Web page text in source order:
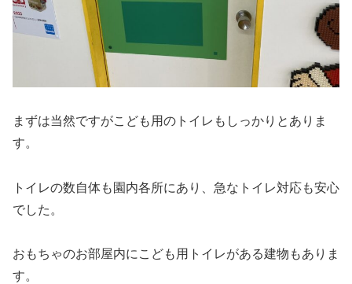
まずは当然ですがこども用のトイレもしっかりとありま
す。
トイレの数自体も園内各所にあり、急なトイレ対応も安心
でした。
おもちゃのお部屋内にこども用トイレがある建物もありま
す。